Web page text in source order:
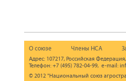
О союзе Члены НСА
Адрес: 107217, Российская
Телефон: +7 (495) 782-04-99, e-mail:
© 2012 "Национальный союз